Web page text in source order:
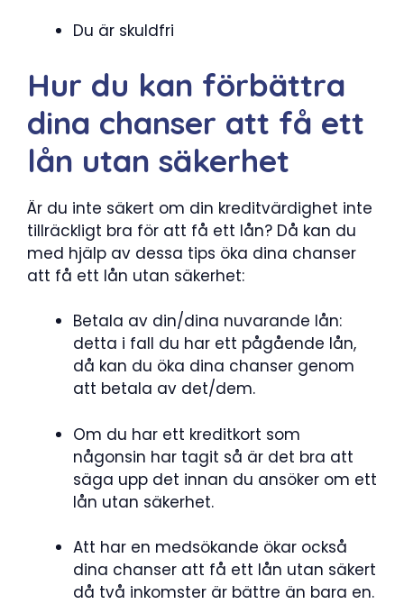
Du är skuldfri
Hur du kan förbättra
dina chanser att få ett
lån utan säkerhet
Är du inte säkert om din kreditvärdighet inte
tillräckligt bra för att få ett lån? Då kan du
med hjälp av dessa tips öka dina chanser
att få ett lån utan säkerhet:
Betala av din/dina nuvarande lån:
detta i fall du har ett pågående lån,
då kan du öka dina chanser genom
att betala av det/dem.
Om du har ett kreditkort som
någonsin har tagit så är det bra att
säga upp det innan du ansöker om ett
lån utan säkerhet.
Att har en medsökande ökar också
dina chanser att få ett lån utan säkert
då två inkomster är bättre än bara en.